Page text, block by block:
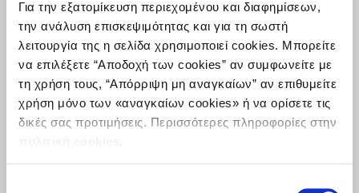
Για την εξατομίκευση περιεχομένου και διαφημίσεων,
την ανάλυση επισκεψιμότητας και για τη σωστή
λειτουργία της η σελίδα χρησιμοποιεί cookies. Μπορείτε
να επιλέξετε “Αποδοχή των cookies” αν συμφωνείτε με
τη χρήση τους, “Απόρριψη μη αναγκαίων” αν επιθυμείτε
χρήση μόνο των «αναγκαίων cookies» ή να ορίσετε τις
δικές σας προτιμήσεις. Περισσότερες πληροφορίες στην
.
INTERLIFE ΑΑΕΓΑ Ν.Π.Ι.Δ. ιδρύθηκε με
στόχο την παροχή επιπλέον ασφαλιστικής
κάλυψης στους εργαζόμενους και τους
συνεργάτες της.
Όροι Χρήσης
Προστασία Δεδομένων